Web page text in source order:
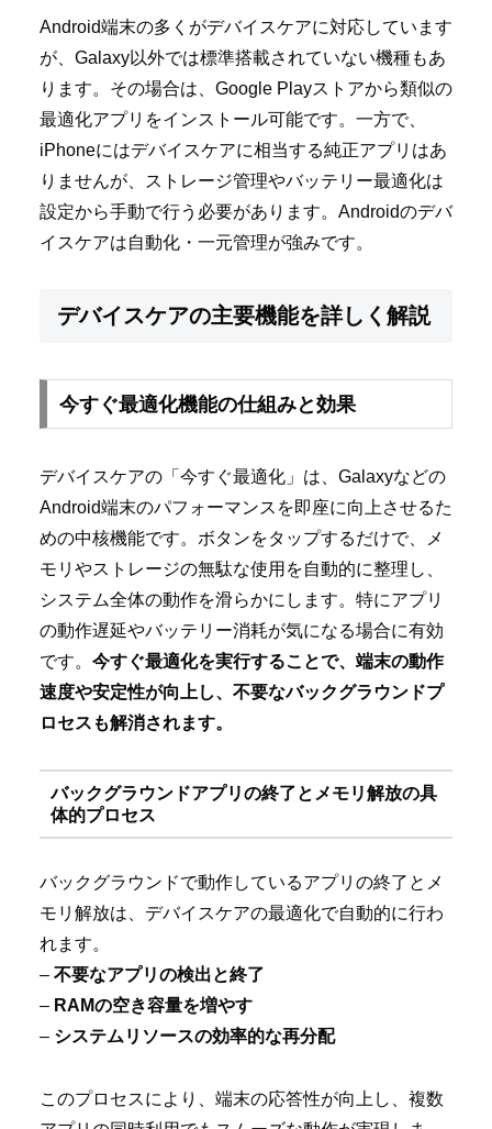
Android端末の多くがデバイスケアに対応しています
が、Galaxy以外では標準搭載されていない機種もあ
ります。その場合は、Google Playストアから類似の
最適化アプリをインストール可能です。一方で、
iPhoneにはデバイスケアに相当する純正アプリはあ
りませんが、ストレージ管理やバッテリー最適化は
設定から手動で行う必要があります。Androidのデバ
イスケアは自動化・一元管理が強みです。
デバイスケアの主要機能を詳しく解説
今すぐ最適化機能の仕組みと効果
デバイスケアの「今すぐ最適化」は、Galaxyなどの
Android端末のパフォーマンスを即座に向上させるた
めの中核機能です。ボタンをタップするだけで、メ
モリやストレージの無駄な使用を自動的に整理し、
システム全体の動作を滑らかにします。特にアプリ
の動作遅延やバッテリー消耗が気になる場合に有効
です。 今すぐ最適化を実行することで、端末の動作
速度や安定性が向上し、不要なバックグラウンドプ
ロセスも解消されます。
バックグラウンドアプリの終了とメモリ解放の具
体的プロセス
バックグラウンドで動作しているアプリの終了とメ
モリ解放は、デバイスケアの最適化で自動的に行わ
れます。
– 不要なアプリの検出と終了
– RAMの空き容量を増やす
– システムリソースの効率的な再分配
このプロセスにより、端末の応答性が向上し、複数